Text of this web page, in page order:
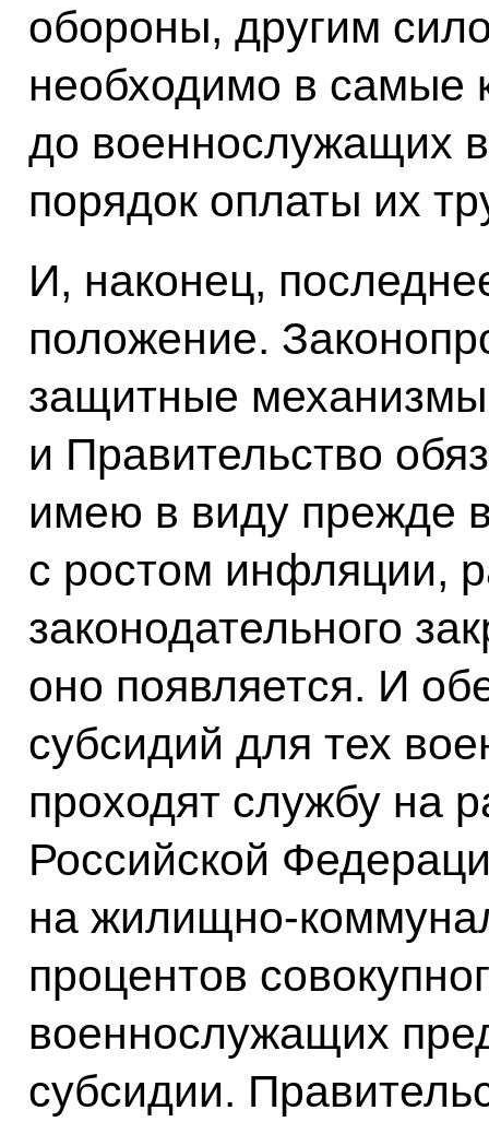
обороны, другим
необходимо в самые
до военнослужащих
порядок оплаты их
И, наконец,
положение.
защитные
и Правительство
имею в виду прежде
с ростом инфляции,
законодательного
оно появляется. И
субсидий для тех
проходят службу на
Российской
на жилищно-
процентов
военнослужащих
субсидии.